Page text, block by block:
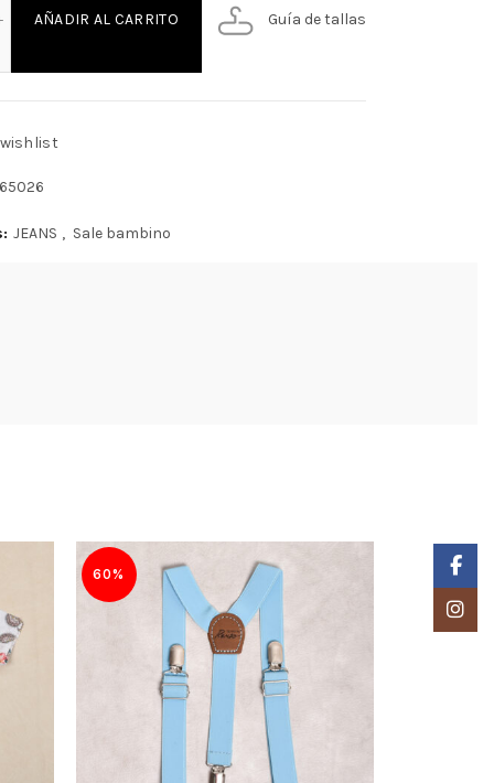
AÑADIR AL CARRITO Guía de tallas
JEANS , Sale bambino
60%